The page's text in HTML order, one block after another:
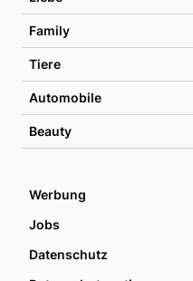
Family
Tiere
Automobile
Beauty
Werbung
Jobs
Datenschutz